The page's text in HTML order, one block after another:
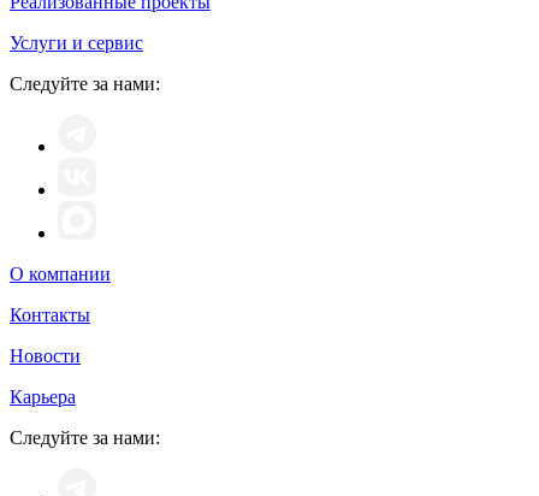
Услуги и сервис
Следуйте за нами:
О компании
Контакты
Новости
Карьера
Следуйте за нами: